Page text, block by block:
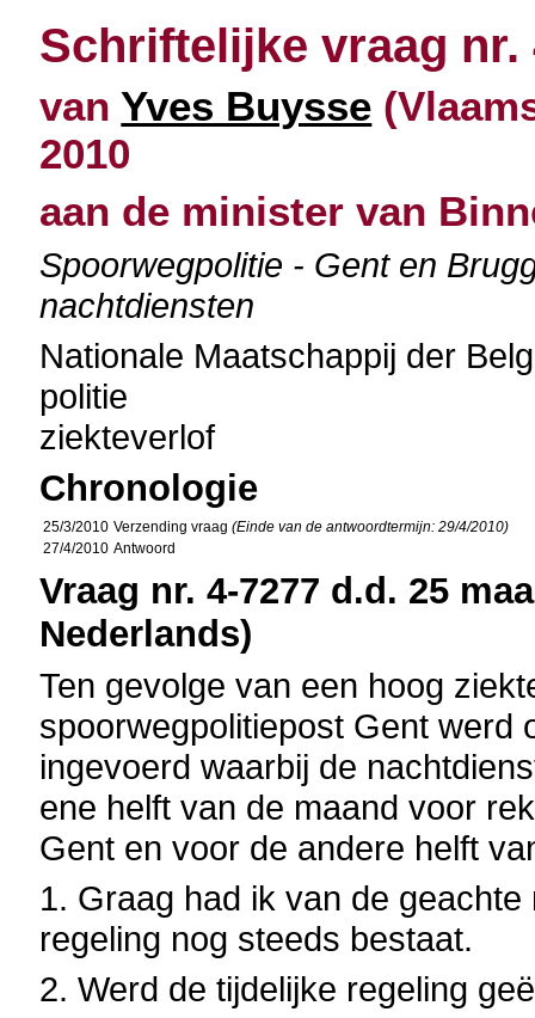
Schriftelijke vraag nr.
vanYves Buysse
2010
aan de minister van
Spoorwegpolitie - Gent en
nachtdiensten
Nationale Maatschappij der
politie
ziekteverlof
Chronologie
25/3/2010 Verzending vraag(Einde van de antwoordtermijn: 29/4/2010)
27/4/2010 Antwoord
Vraag nr. 4-7277 d.d. 25
Nederlands)
Ten gevolge van een hoog
spoorwegpolitiepost Gent werd
ingevoerd waarbij de
ene helft van de maand voor
Gent en voor de andere helft
1. Graag had ik van de
regeling nog steeds bestaat.
2. Werd de tijdelijke regeling